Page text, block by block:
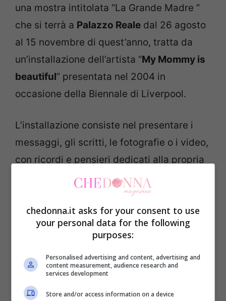
una mostra intitolata “La Grande Madre ”
che si terrà a Palazzo Reale dal 26 agosto
al 15 novembre di quest’anno, tratta da
un’installazione dell’artista “My Mommy is
beautiful” presentata nel 2004 in
occasione della Biennale di Liverpool.
L’installazione consiste nel presentare i
messaggi, gli scritti, le fotografie o i video,
con ricordi e pensieri dedicati alla propria
madre. A tale scopo, Yoko Ono ha invitato
tutti i figli ad inviare le loro testimonianze
di amore rivolto alla mamma, tramite il
network.
Per partecipare basta iscriversi al gruppo
Facebook di Yoko Ono
Beautiful” sul quale potrete lasciare la
chedonna.it asks for your consent to use
your personal data for the following
purposes:
Personalised advertising and content, advertising and
content measurement, audience research and
services development
Store and/or access information on a device